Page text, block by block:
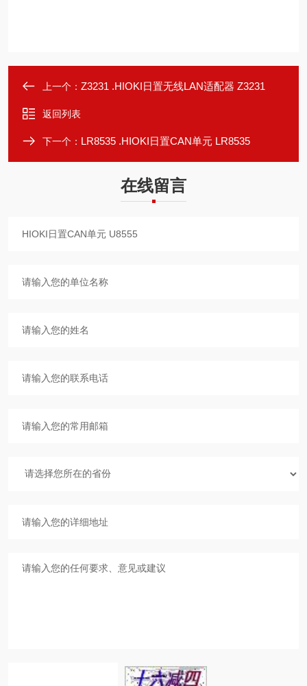
上一个： Z3231 .HIOKI日置无线LAN适配器 Z3231
返回列表
下一个： LR8535 .HIOKI日置CAN单元 LR8535
在线留言